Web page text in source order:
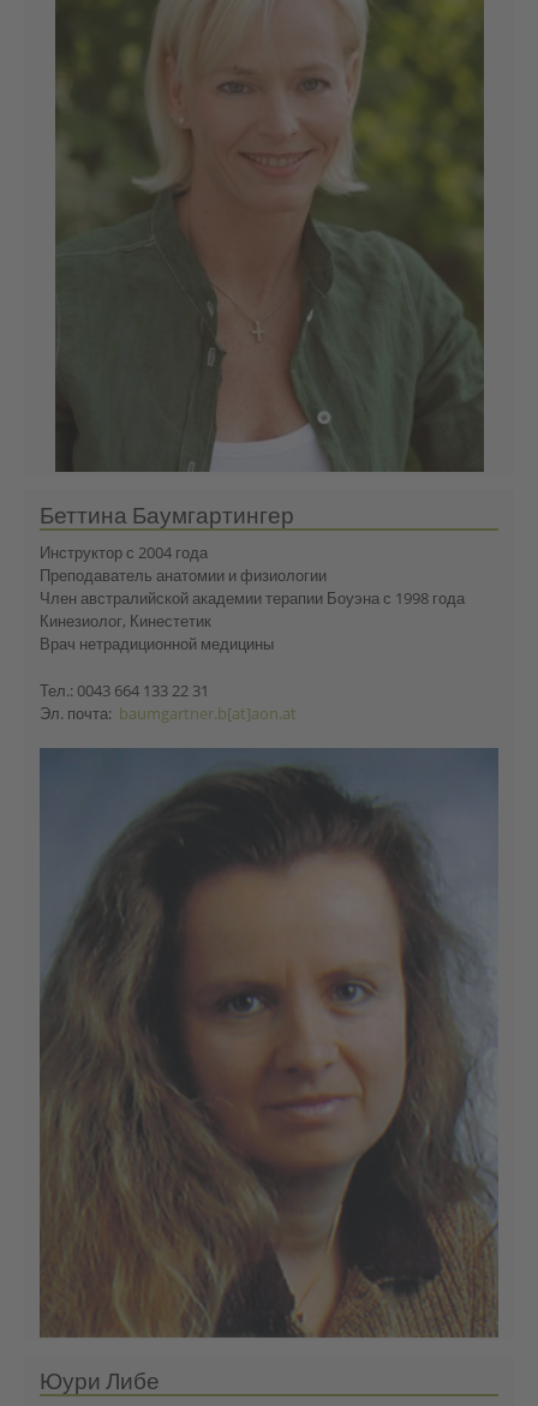
Беттина Баумгартингер
Инструктор с 2004 года
Преподаватель анатомии и физиологии
Член австралийской академии терапии Боуэна с 1998 года
Кинезиолог, Кинестетик
Врач нетрадиционной медицины
Тел.: 0043 664 133 22 31
Эл. почта: baumgartner.b[at]aon.at
Юури Либе